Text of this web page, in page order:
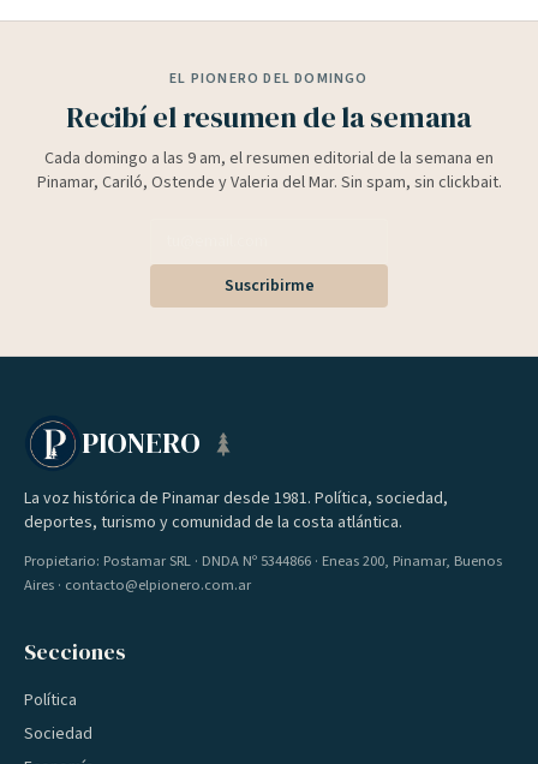
EL PIONERO DEL DOMINGO
Recibí el resumen de la semana
Cada domingo a las 9 am, el resumen editorial de la semana en
Pinamar, Cariló, Ostende y Valeria del Mar. Sin spam, sin clickbait.
Suscribirme
PIONERO
La voz histórica de Pinamar desde 1981. Política, sociedad,
deportes, turismo y comunidad de la costa atlántica.
Propietario: Postamar SRL · DNDA Nº 5344866 · Eneas 200, Pinamar, Buenos
Aires · contacto@elpionero.com.ar
Secciones
Política
Sociedad